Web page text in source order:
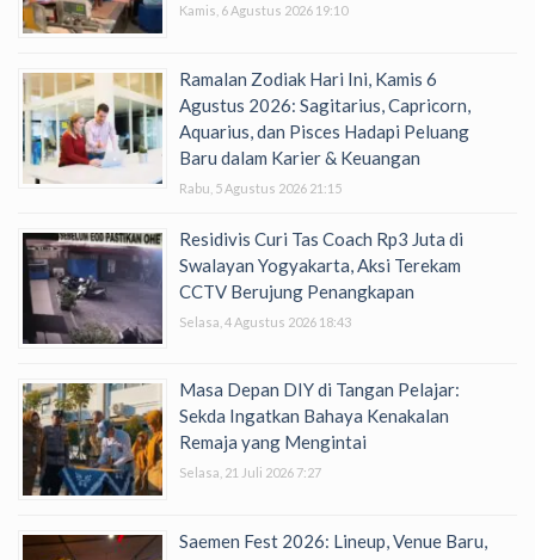
Kamis, 6 Agustus 2026 19:10
Ramalan Zodiak Hari Ini, Kamis 6
Agustus 2026: Sagitarius, Capricorn,
Aquarius, dan Pisces Hadapi Peluang
Baru dalam Karier & Keuangan
Rabu, 5 Agustus 2026 21:15
Residivis Curi Tas Coach Rp3 Juta di
Swalayan Yogyakarta, Aksi Terekam
CCTV Berujung Penangkapan
Selasa, 4 Agustus 2026 18:43
Masa Depan DIY di Tangan Pelajar:
Sekda Ingatkan Bahaya Kenakalan
Remaja yang Mengintai
Selasa, 21 Juli 2026 7:27
Saemen Fest 2026: Lineup, Venue Baru,